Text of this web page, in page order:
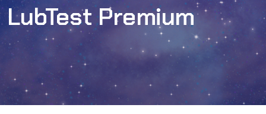
LubTest Premium